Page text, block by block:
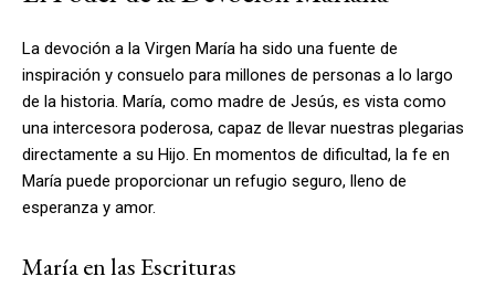
La devoción a la Virgen María ha sido una fuente de
inspiración y consuelo para millones de personas a lo largo
de la historia. María, como madre de Jesús, es vista como
una intercesora poderosa, capaz de llevar nuestras plegarias
directamente a su Hijo. En momentos de dificultad, la fe en
María puede proporcionar un refugio seguro, lleno de
esperanza y amor.
María en las Escrituras